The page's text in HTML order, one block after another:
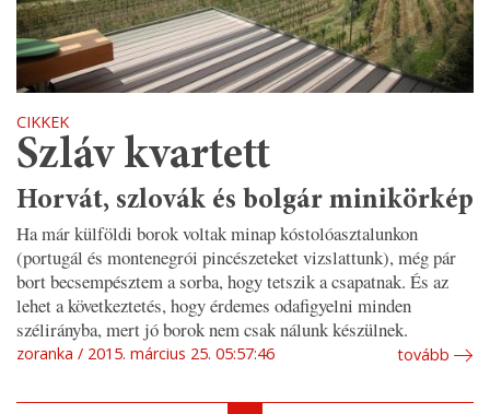
CIKKEK
Szláv kvartett
Horvát, szlovák és bolgár minikörkép
Ha már külföldi borok voltak minap kóstolóasztalunkon
(portugál és montenegrói pincészeteket vizslattunk), még pár
bort becsempésztem a sorba, hogy tetszik a csapatnak. És az
lehet a következtetés, hogy érdemes odafigyelni minden
szélirányba, mert jó borok nem csak nálunk készülnek.
zoranka 2015. március 25. 05:57:46 tovább